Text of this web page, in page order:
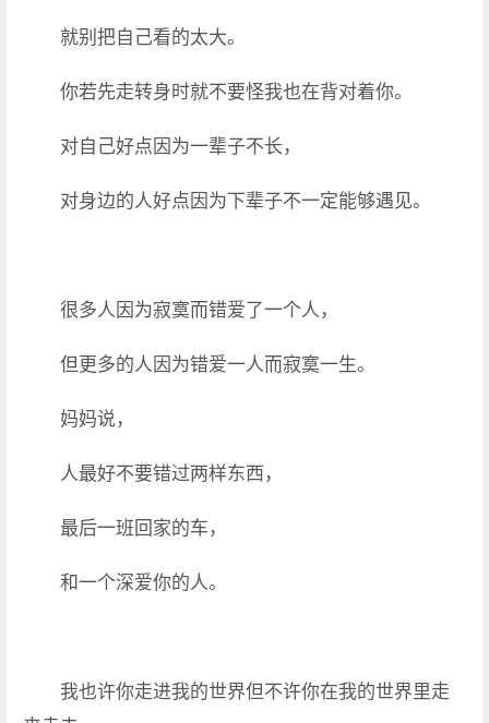
就别把自己看的太大。
你若先走转身时就不要怪我也在背对着你。
对自己好点因为一辈子不长，
对身边的人好点因为下辈子不一定能够遇见。
很多人因为寂寞而错爱了一个人，
但更多的人因为错爱一人而寂寞一生。
妈妈说，
人最好不要错过两样东西，
最后一班回家的车，
和一个深爱你的人。
我也许你走进我的世界但不许你在我的世界里走